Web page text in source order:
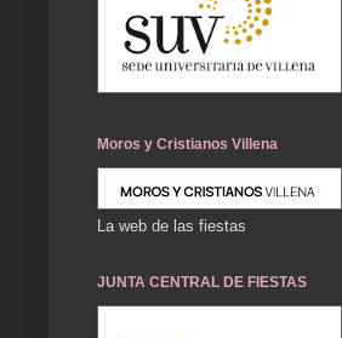
Moros y Cristianos Villena
La web de las fiestas
JUNTA CENTRAL DE FIESTAS